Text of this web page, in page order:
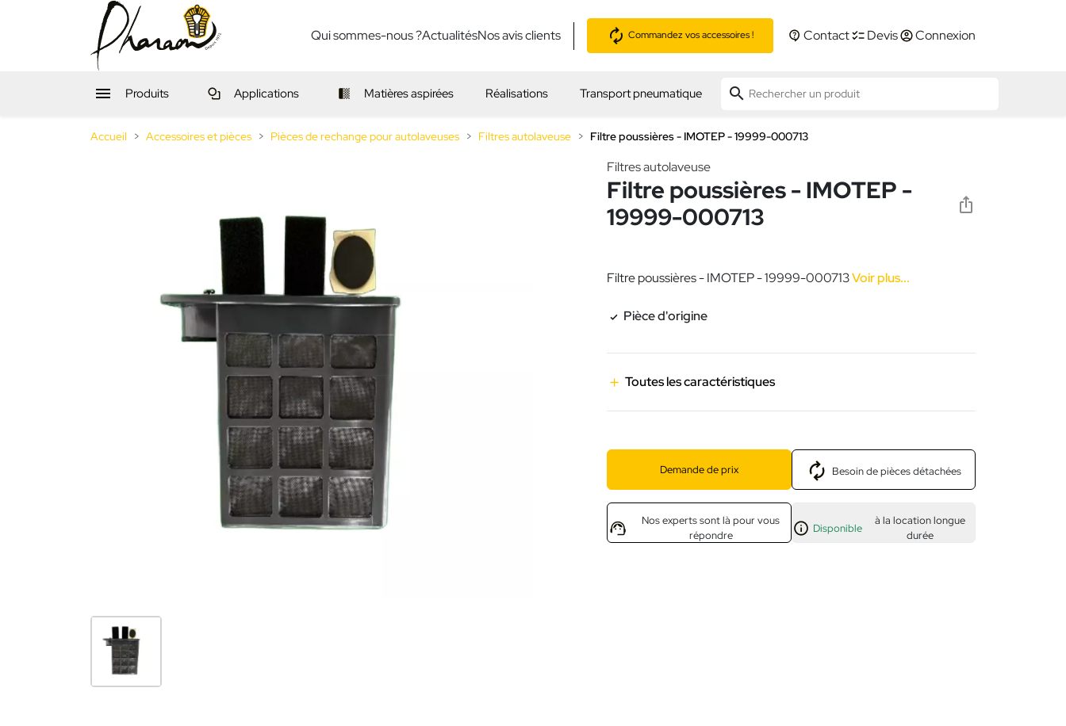
Qui sommes-nous ?ActualitésNos avis clients Commandez vos accessoires ! Contact Devis Connexion
 Produits Applications Matières aspirées Réalisations Transport pneumatique search
Accueil Accessoires et pièces Pièces de rechange pour autolaveuses Filtres autolaveuse Filtre poussières - IMOTEP - 19999-000713
Filtres autolaveuse
Filtre poussières - IMOTEP -
19999-000713
Filtre poussières - IMOTEP - 19999-000713Voir plus...
Pièce d'origine
Toutes les caractéristiques
Demande de prix Besoin de pièces détachées
Nos experts sont là pour vous
répondre
Disponible
à la location longue
durée